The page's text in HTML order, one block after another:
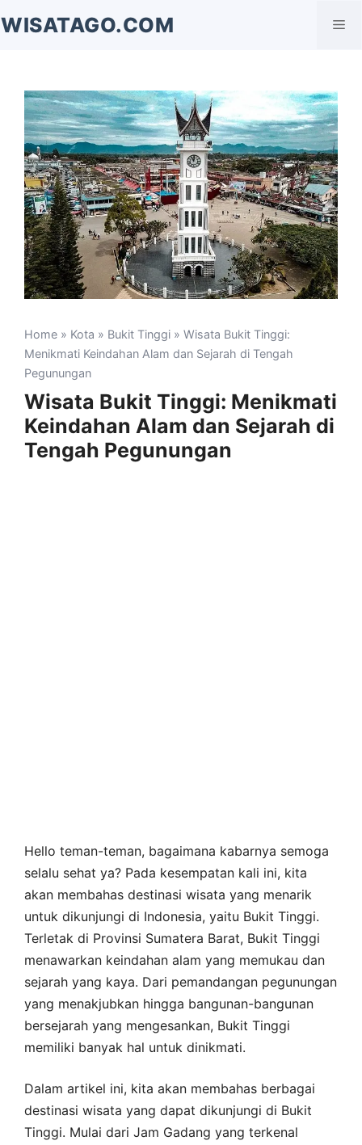
ke
WISATAGO.COM
Home » Kota » Bukit Tinggi » Wisata Bukit Tinggi:
Menikmati Keindahan Alam dan Sejarah di Tengah
Pegunungan
Wisata Bukit Tinggi: Menikmati
Keindahan Alam dan Sejarah di
Tengah Pegunungan
Hello teman-teman, bagaimana kabarnya semoga
selalu sehat ya? Pada kesempatan kali ini, kita
akan membahas destinasi wisata yang menarik
untuk dikunjungi di Indonesia, yaitu Bukit Tinggi.
Terletak di Provinsi Sumatera Barat, Bukit Tinggi
menawarkan keindahan alam yang memukau dan
sejarah yang kaya. Dari pemandangan pegunungan
yang menakjubkan hingga bangunan-bangunan
bersejarah yang mengesankan, Bukit Tinggi
memiliki banyak hal untuk dinikmati.
Dalam artikel ini, kita akan membahas berbagai
destinasi wisata yang dapat dikunjungi di Bukit
Tinggi. Mulai dari Jam Gadang yang terkenal